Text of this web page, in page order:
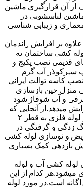
از آن قرارگیری ماشین
لباسشویی در
و زیبایی شناسی
بر افزایش راندمان
کشی ساختمان به
قدیمی نصب پکیج و
سیرکولار آب گرم
کاسه توالت ایرانی
منزل حین بازسازی
و آب شوفاژ شود
میدهد.از آنجایی که
برای لوله کشی داخلی ساختمان معمولاً از لوله فلزی به قطر ۲
زدگی و گرفتگی در
و نوسازی لوله کشی
بازدهی کمک بسیاری
لوله کشی آب و لوله
کدام از این
است.در مورد لوله